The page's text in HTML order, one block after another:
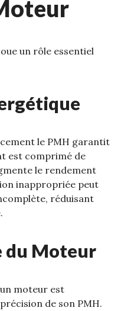
un rôle essentiel
le PMH garantit
est comprimé de
le rendement
inappropriée peut
réduisant
du Moteur
moteur est
de son PMH.